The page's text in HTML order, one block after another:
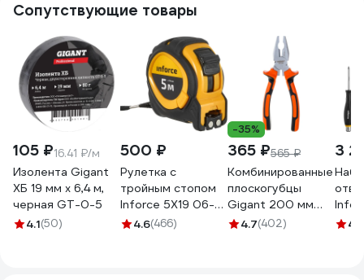
Сопутствующие товары
105 ₽16.41 ₽/м
Изолента Gigant
ХБ 19 мм х 6,4 м,
черная GT-0-5
4.1(50)
500 ₽
Рулетка с
тройным стопом
Inforce 5Х19 06-
11-70
4.6(466)
-35%
365 ₽565 ₽
Комбинированные
плоскогубцы
Gigant 200 мм
GCP 200
4.7(402)
3
4.6